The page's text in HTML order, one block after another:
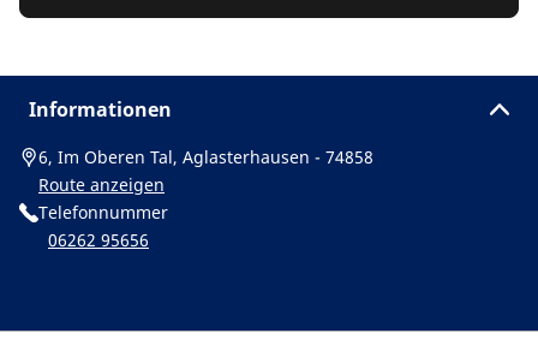
Informationen
6, Im Oberen Tal, Aglasterhausen - 74858
Route anzeigen
Telefonnummer
06262 95656